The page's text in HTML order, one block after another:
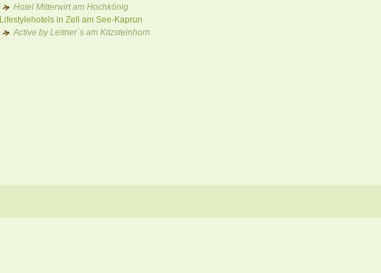
Hotel Mitterwirt am Hochkönig
Lifestylehotels in Zell am See-Kaprun
Active by Leitner´s am Kitzsteinhorn